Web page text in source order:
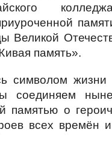
Великой
память».
символом
соединяем
памятью о
всех времён